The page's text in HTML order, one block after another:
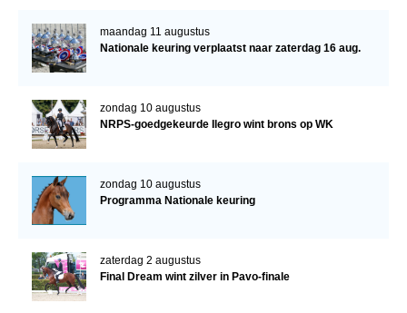
maandag 11 augustus
Nationale keuring verplaatst naar zaterdag 16 aug.
zondag 10 augustus
NRPS-goedgekeurde Ilegro wint brons op WK
zondag 10 augustus
Programma Nationale keuring
zaterdag 2 augustus
Final Dream wint zilver in Pavo-finale